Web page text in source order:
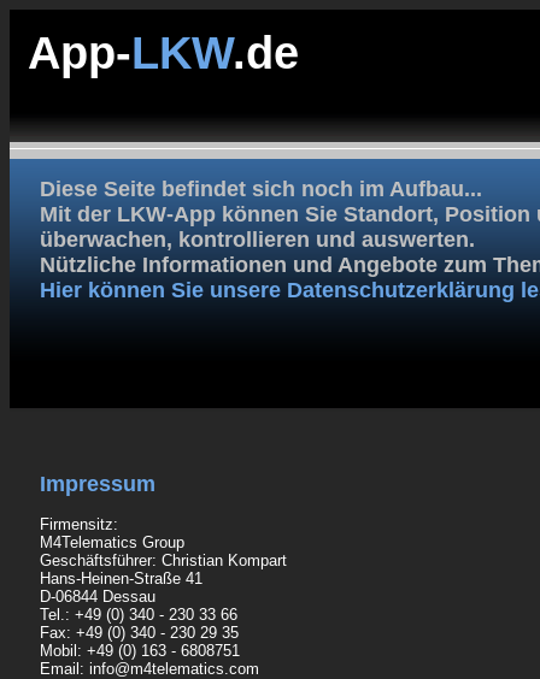
App-LKW.de
Diese Seite befindet sich noch im Aufbau...
Mit der LKW-App können Sie Standort,
überwachen, kontrollieren und auswerten.
Nützliche Informationen und Angebote zum
Hier können Sie unsere Datenschutzerklärung
Impressum
Firmensitz:
M4Telematics Group
Geschäftsführer: Christian Kompart
Hans-Heinen-Straße 41
D-06844 Dessau
Tel.: +49 (0) 340 - 230 33 66
Fax: +49 (0) 340 - 230 29 35
Mobil: +49 (0) 163 - 6808751
Email: info@m4telematics.com